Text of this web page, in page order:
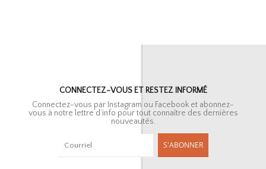
CONNECTEZ-VOUS ET RESTEZ INFORMÉ
Connectez-vous par Instagram ou Facebook et abonnez-
vous à notre lettre d’info pour tout connaître des dernières
nouveautés.
S'ABONNER